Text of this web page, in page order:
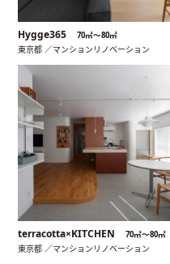
Hygge365 70㎡〜80㎡
東京都 ／マンションリノベーション
terracotta×KITCHEN 70㎡〜80㎡
東京都 ／マンションリノベーション